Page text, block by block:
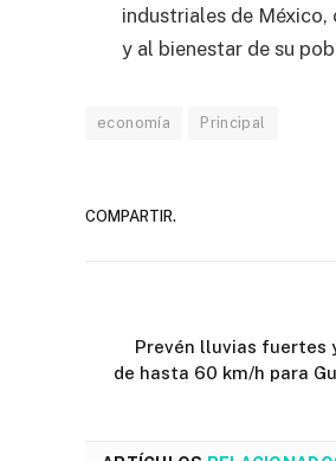
industriales de
y al bienestar de su
economía Principal
COMPARTIR.
Prevén lluvias fuertes
de hasta 60 km/h para